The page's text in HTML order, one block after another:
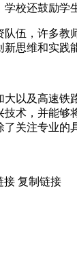
校还鼓励学
伍，许多
思维和实践
以及高速
术，并能
关注专业
接 复制链接